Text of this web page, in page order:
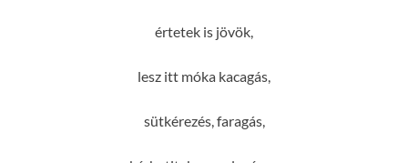
értetek is jövök,
lesz itt móka kacagás,
sütkérezés, faragás,